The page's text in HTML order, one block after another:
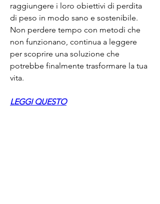
raggiungere i loro obiettivi di perdita
di peso in modo sano e sostenibile.
Non perdere tempo con metodi che
non funzionano, continua a leggere
per scoprire una soluzione che
potrebbe finalmente trasformare la tua
vita.
LEGGI QUESTO